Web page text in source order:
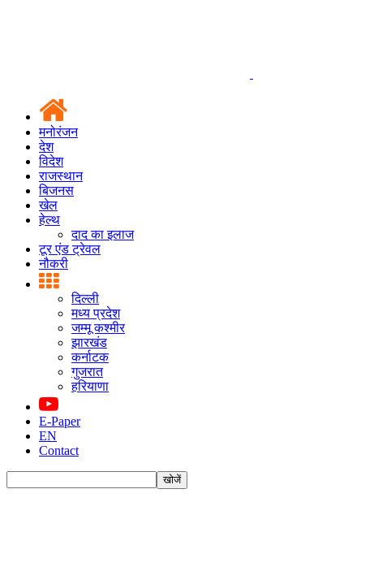
मनोरंजन
देश
विदेश
राजस्थान
बिजनस
खेल
हेल्थ
दाद का इलाज
टूर एंड ट्रेवल
नौकरी
दिल्ली
मध्य प्रदेश
जम्मू कश्मीर
झारखंड
कर्नाटक
गुजरात
हरियाणा
E-Paper
EN
Contact